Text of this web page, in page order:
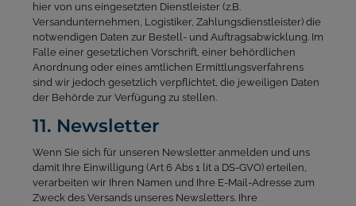
hier von uns eingesetzten Dienstleister (z.B.
Versandunternehmen, Logistiker, Zahlungsdienstleister) die
notwendigen Daten zur Bestell- und Auftragsabwicklung. Im
Falle einer gesetzlichen Vorschrift, einer behördlichen
Anordnung oder eines amtlichen Ermittlungsverfahrens
sind wir jedoch gesetzlich verpflichtet, die jeweiligen Daten
der Behörde zur Verfügung zu stellen.
11. Newsletter
Wenn Sie sich für unseren Newsletter anmelden und uns
damit Ihre Einwilligung (Art 6 Abs 1 lit a DS-GVO) erteilen,
verarbeiten wir Ihren Namen und Ihre E-Mail-Adresse zum
Zweck des Versands unseres Newsletters. Ihre